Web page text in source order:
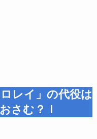
レイ」の代役は
さむ？ｌ